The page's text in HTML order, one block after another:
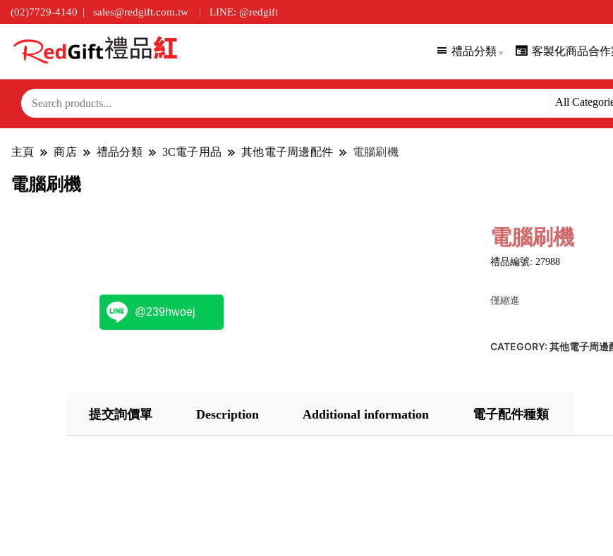
(02)7729-4140 sales@redgift.com.tw LINE: @redgift
禮品分類 客製化商品合作
主頁 商店 禮品分類 3C電子用品 其他電子周邊配件 電腦刷機
電腦刷機
電腦刷機
禮品編號: 27988
僅縮進
CATEGORY:其他電子周邊
@239hwoej
提交詢價單 Description Additional information 電子配件種類